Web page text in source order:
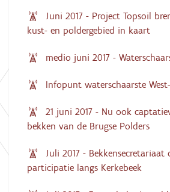
Juni 2017 - Project Topsoil
kust- en poldergebied in kaart
medio juni 2017 -
Infopunt waterschaarste
21 juni 2017 - Nu ook
bekken van de Brugse Polders
Juli 2017 -
participatie langs Kerkebeek